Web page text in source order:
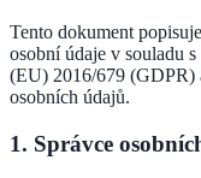
Tento dokument
osobní údaje v souladu
(EU) 2016/679 (GDPR)
osobních údajů.
1. Správce